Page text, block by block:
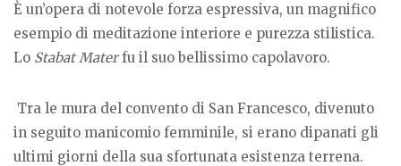
È un’opera di notevole forza espressiva, un magnifico
esempio di meditazione interiore e purezza stilistica.
Lo Stabat Materfu il suo bellissimo capolavoro.
Tra le mura del convento di San Francesco, divenuto
in seguito manicomio femminile, si erano dipanati gli
ultimi giorni della sua sfortunata esistenza terrena.